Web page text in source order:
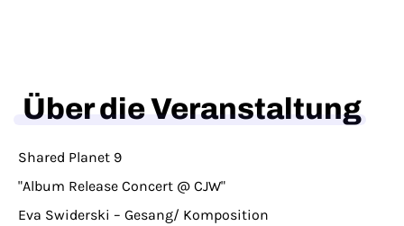
Über die Veranstaltung
Shared Planet 9
"Album Release Concert @ CJW"
Eva Swiderski – Gesang/ Komposition